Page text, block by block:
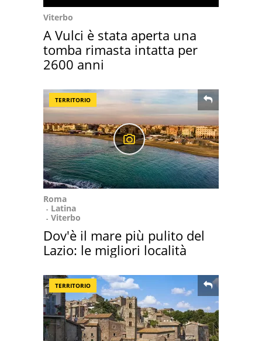
Viterbo
A Vulci è stata aperta una
tomba rimasta intatta per
2600 anni
TERRITORIO
Roma
Latina
Viterbo
Dov'è il mare più pulito del
Lazio: le migliori località
TERRITORIO